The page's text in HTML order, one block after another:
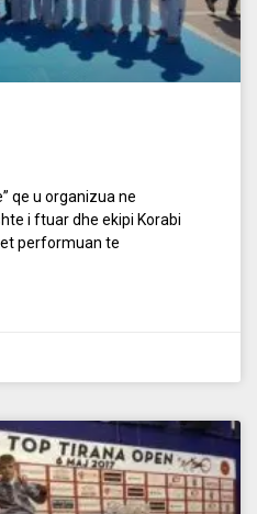
qe u organizua ne
i ftuar dhe ekipi Korabi
performuan te